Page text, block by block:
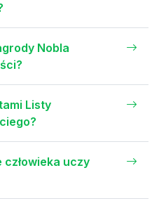
Nobla
Listy
uczy